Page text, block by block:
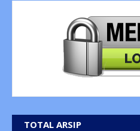
TOTAL ARSIP